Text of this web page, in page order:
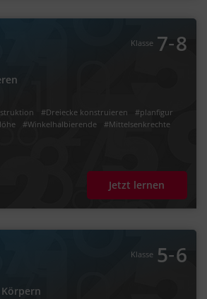
Klasse 7‐8
#Dreiecke konstruieren
#planfigur
#Winkelhalbierende
#Mittelsenkrechte
Jetzt lernen
Klasse 5‐6